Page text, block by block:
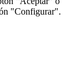
"Configurar".